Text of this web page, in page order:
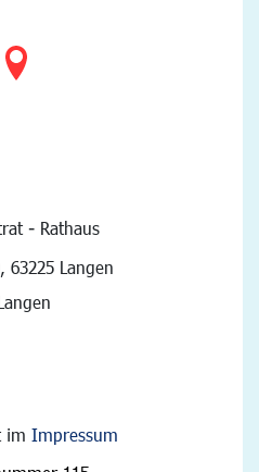
- Rathaus
, 63225 Langen
im Impressum